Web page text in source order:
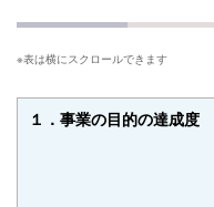
１．事業の目的の達成度